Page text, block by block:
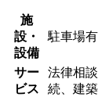
施
設・
設備
駐車場有
サー
ビス
法律相
続、建